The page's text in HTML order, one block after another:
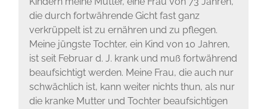
die durch fortwährende Gicht fast ganz
verkrüppelt ist zu ernähren und zu pflegen.
Meine jüngste Tochter, ein Kind von 10 Jahren,
ist seit Februar d. J. krank und muß fortwährend
beaufsichtigt werden. Meine Frau, die auch nur
schwächlich ist, kann weiter nichts thun, als nur
die kranke Mutter und Tochter beaufsichtigen